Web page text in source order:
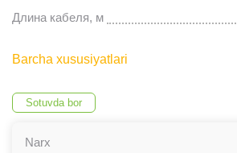
Длина кабеля, м
Barcha xususiyatlari
Sotuvda bor
Narx